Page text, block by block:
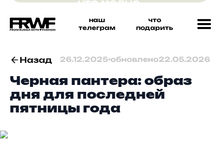
наш
телеграм
что
подарить
Назад 26.12.2025•обновлено22.05.2026
Черная пантера: образ
дня для последней
пятницы года